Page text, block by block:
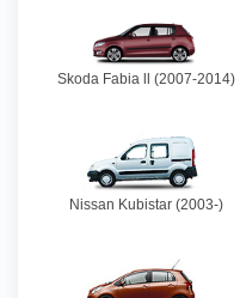
Skoda Fabia ll (2007-2014)
Nissan Kubistar (2003-)